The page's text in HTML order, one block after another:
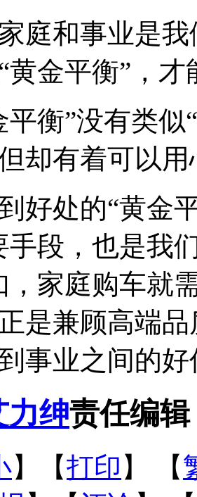
庭和事业是
黄金平衡”，
平衡”没有类
却有着可以
好处的“黄金
手段，也是我
，家庭购车就
是兼顾高端
事业之间的好
力绅责任编辑
】【打印 】 【